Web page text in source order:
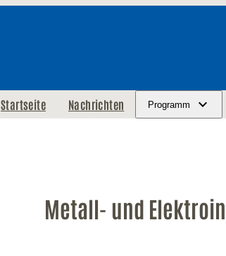
Startseite Nachrichten Programm
Metall- und